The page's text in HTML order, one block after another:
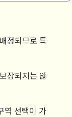
정되므로 특
장되지는 않
역 선택이 가